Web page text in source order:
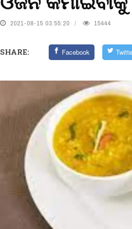
2021-08-15 03:55:20 15444
SHARE: Facebook